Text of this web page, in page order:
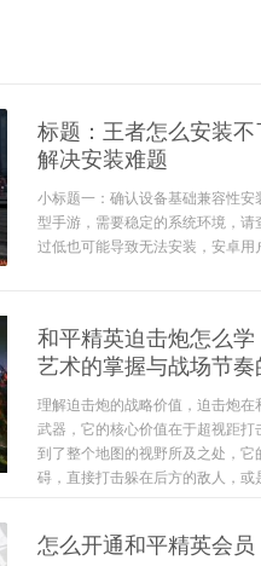
标题：王者怎么安装
解决安装难题
小标题一：确认设备基础兼容性
型手游，需要稳定的系统环境，
过低也可能导致无法安装，安卓用
和平精英迫击炮怎么
艺术的掌握与战场节奏
理解迫击炮的战略价值，迫击炮
武器，它的核心价值在于超视距
到了整个地图的视野所及之处，
碍，直接打击躲在后方的敌人，
怎么开通和平精英会